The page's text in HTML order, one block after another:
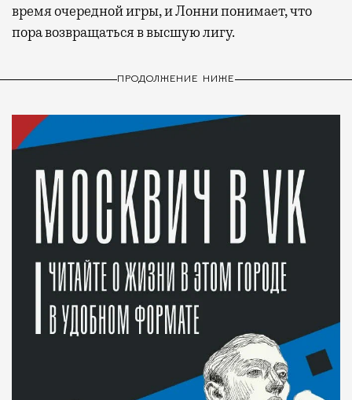
время очередной игры, и Лонни понимает, что
пора возвращаться в высшую лигу.
ПРОДОЛЖЕНИЕ НИЖЕ